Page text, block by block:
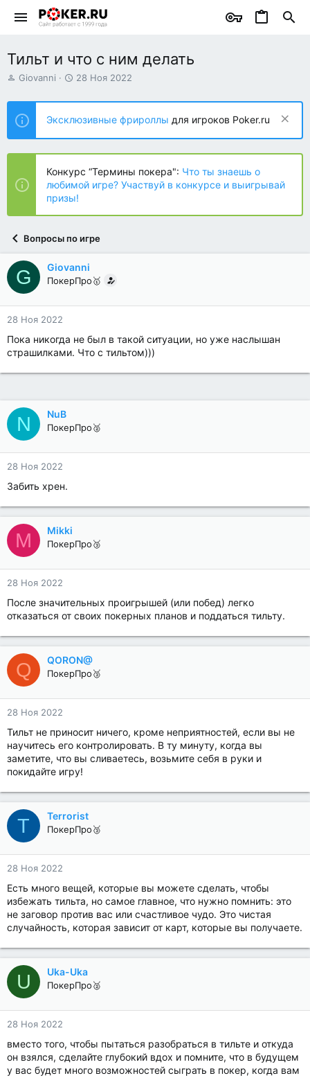
Тильт и что с ним делать
А
т
о
р
т
е
ы
Giovanni
Д
т
н
а
ч
л
а
28 Ноя 2022
Эксклюзивные фрироллы для игроков Poker.ru
Конкурс “Термины покера": Что ты знаешь о
любимой игре? Участвуй в конкурсе и выигрывай
призы!
Вопросы по игре
G Giovanni
ПокерПро🥇
28 Ноя 2022
Пока никогда не был в такой ситуации, но уже наслышан
страшилками. Что с тильтом)))
N NuB
ПокерПро🥈
28 Ноя 2022
Забить хрен.
M Mikki
ПокерПро🥉
28 Ноя 2022
После значительных проигрышей (или побед) легко
отказаться от своих покерных планов и поддаться тильту.
Q QORON@
ПокерПро🥉
28 Ноя 2022
Тильт не приносит ничего, кроме неприятностей, если вы не
научитесь его контролировать. В ту минуту, когда вы
заметите, что вы сливаетесь, возьмите себя в руки и
покидайте игру!
T Terrorist
ПокерПро🥉
28 Ноя 2022
Есть много вещей, которые вы можете сделать, чтобы
избежать тильта, но самое главное, что нужно помнить: это
не заговор против вас или счастливое чудо. Это чистая
случайность, которая зависит от карт, которые вы получаете.
U Uka-Uka
ПокерПро🥈
28 Ноя 2022
вместо того, чтобы пытаться разобраться в тильте и откуда
он взялся, сделайте глубокий вдох и помните, что в будущем
у вас будет много возможностей сыграть в покер, когда вам